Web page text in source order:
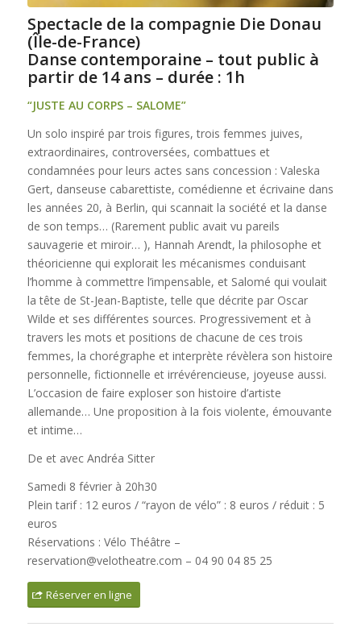
Spectacle de la compagnie Die Donau
(Île-de-France)
Danse contemporaine – tout public à
partir de 14 ans – durée : 1h
“JUSTE AU CORPS – SALOME”
Un solo inspiré par trois figures, trois femmes juives,
extraordinaires, controversées, combattues et
condamnées pour leurs actes sans concession : Valeska
Gert, danseuse cabarettiste, comédienne et écrivaine dans
les années 20, à Berlin, qui scannait la société et la danse
de son temps… (Rarement public avait vu pareils
sauvagerie et miroir… ), Hannah Arendt, la philosophe et
théoricienne qui explorait les mécanismes conduisant
l’homme à commettre l’impensable, et Salomé qui voulait
la tête de St-Jean-Baptiste, telle que décrite par Oscar
Wilde et ses différentes sources. Progressivement et à
travers les mots et positions de chacune de ces trois
femmes, la chorégraphe et interprète révèlera son histoire
personnelle, fictionnelle et irrévérencieuse, joyeuse aussi.
L’occasion de faire exploser son histoire d’artiste
allemande… Une proposition à la fois violente, émouvante
et intime…
De et avec Andréa Sitter
Samedi 8 février à 20h30
Plein tarif : 12 euros / “rayon de vélo” : 8 euros / réduit : 5
euros
Réservations : Vélo Théâtre –
reservation@velotheatre.com – 04 90 04 85 25
Réserver en ligne